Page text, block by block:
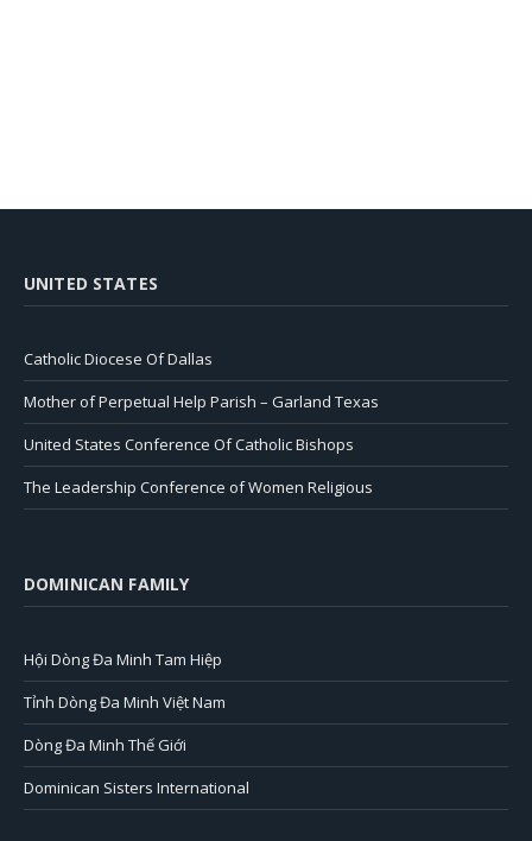
UNITED STATES
Catholic Diocese Of Dallas
Mother of Perpetual Help Parish – Garland Texas
United States Conference Of Catholic Bishops
The Leadership Conference of Women Religious
DOMINICAN FAMILY
Hội Dòng Đa Minh Tam Hiệp
Tỉnh Dòng Đa Minh Việt Nam
Dòng Đa Minh Thế Giới
Dominican Sisters International